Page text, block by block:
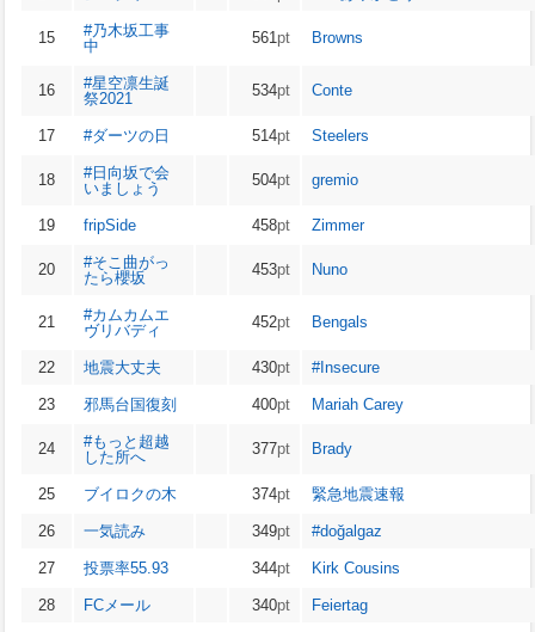
15
#乃木坂工事
中
561pt Browns
16
#星空凛生誕
祭2021
534pt Conte
17 #ダーツの日 514pt Steelers
18
#日向坂で会
いましょう
504pt gremio
19 fripSide 458pt Zimmer
20
#そこ曲がっ
たら櫻坂
453pt Nuno
21
#カムカムエ
ヴリバディ
452pt Bengals
22 地震大丈夫 430pt #Insecure
23 邪馬台国復刻 400pt Mariah Carey
24
#もっと超越
した所へ
377pt Brady
25 ブイロクの木 374pt 緊急地震速報
26 一気読み 349pt #doğalgaz
27 投票率55.93 344pt Kirk Cousins
28 FCメール 340pt Feiertag